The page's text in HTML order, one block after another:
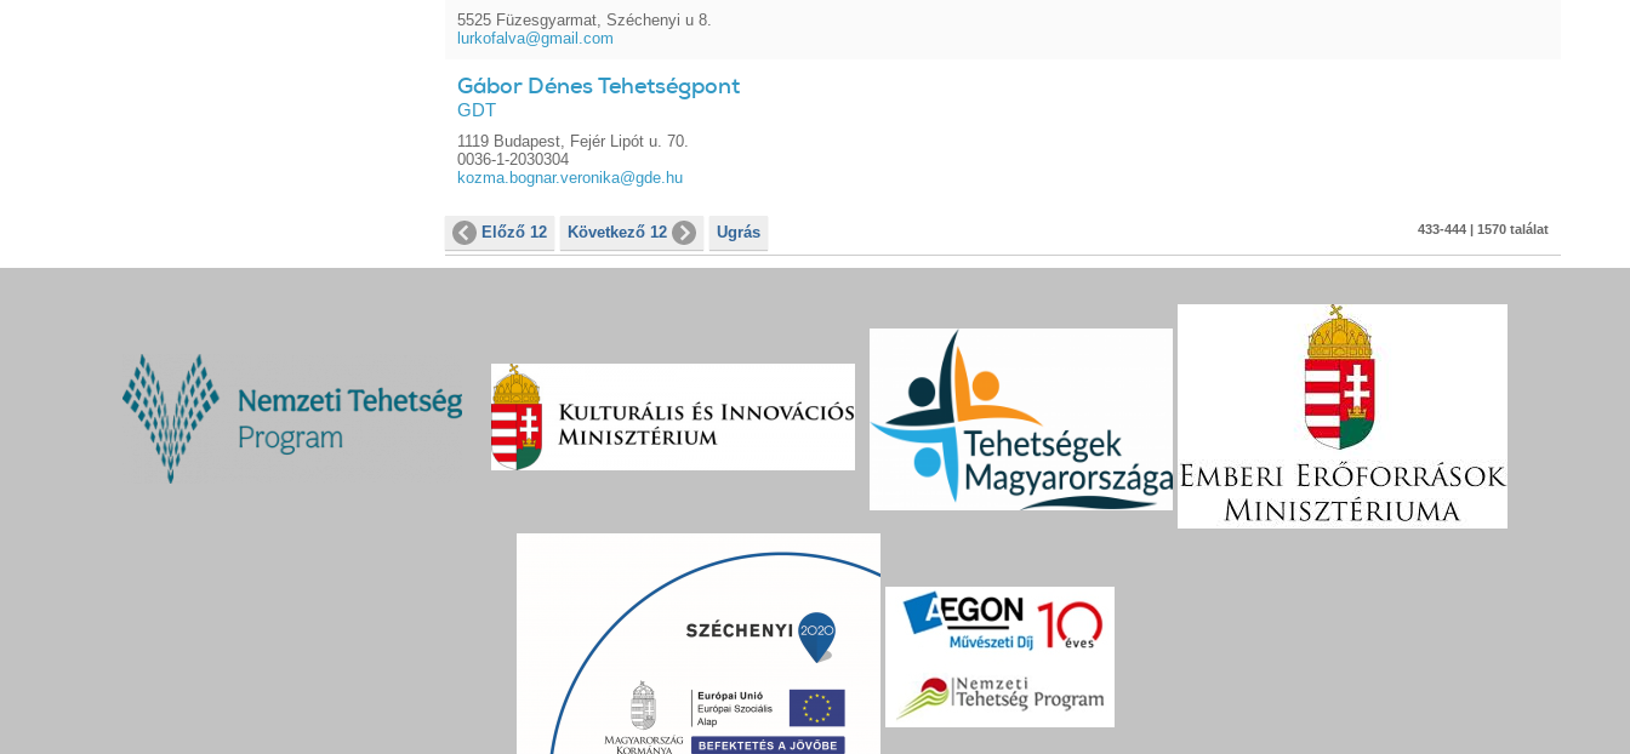
5525 Füzesgyarmat, Széchenyi u 8.
lurkofalva@gmail.com
Gábor Dénes Tehetségpont
GDT
1119 Budapest, Fejér Lipót u. 70.
0036-1-2030304
kozma.bognar.veronika@gde.hu
Előző 12 Következő 12 Ugrás 433-444 | 1570 találat